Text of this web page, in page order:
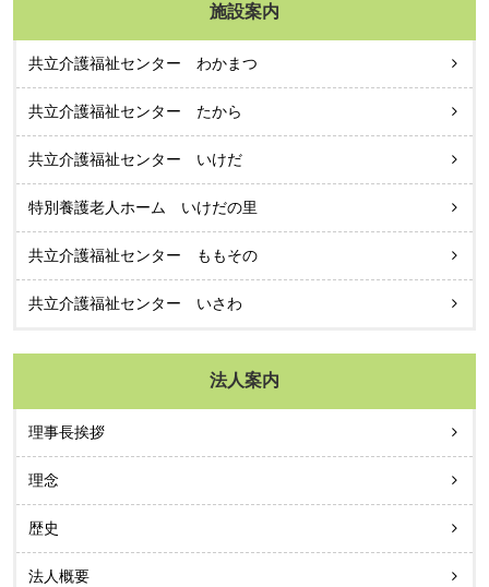
施設案内
共立介護福祉センター わかまつ
共立介護福祉センター たから
共立介護福祉センター いけだ
特別養護老人ホーム いけだの里
共立介護福祉センター ももその
共立介護福祉センター いさわ
法人案内
理事長挨拶
理念
歴史
法人概要